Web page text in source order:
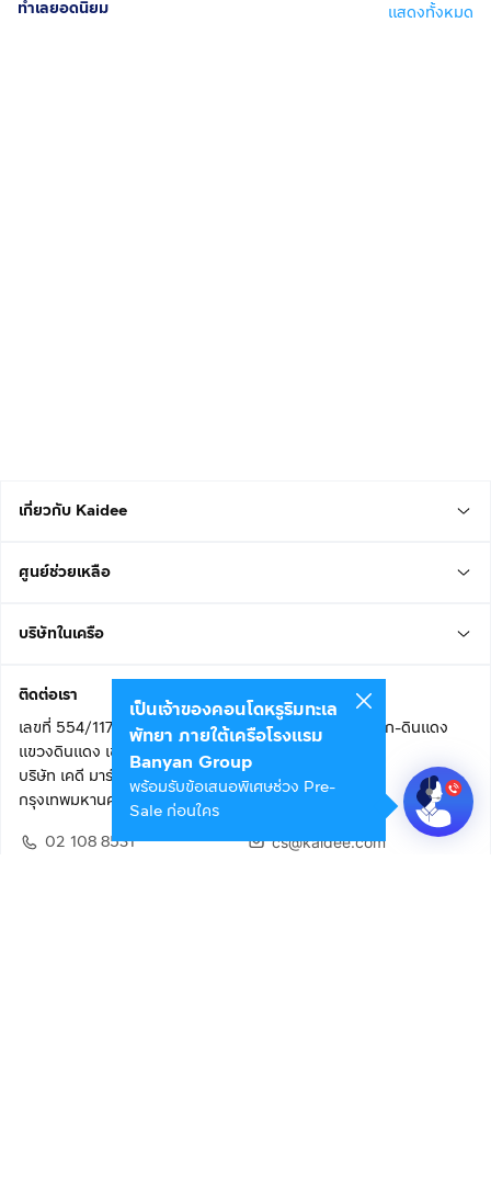
ทำเลยอดนิยม แสดงทั้งหมด
เกี่ยวกับ Kaidee
ศูนย์ช่วยเหลือ
บริษัทในเครือ
ติดต่อเรา
เลขที่ 554/117 อาคารสกายไนน์ เซ็นเตอร์ ชั้น 22 ถนนอโศก-ดินแดง
แขวงดินแดง เขตดินแดง
บริษัท เคดี มาร์เก็ตเพลส จำกัด (สำนักงานใหญ่)
กรุงเทพมหานคร 10400
02 108 8531
cs@kaidee.com
เป็นเจ้าของคอนโดหรูริมทะเล
พัทยา ภายใต้เครือโรงแรม
Banyan Group
พร้อมรับข้อเสนอพิเศษช่วง Pre-
Sale ก่อนใคร